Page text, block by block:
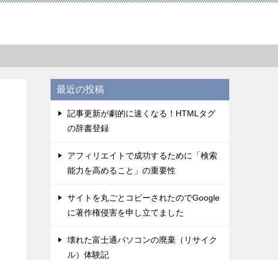
最近の投稿
記事更新が劇的に速くなる！HTMLタグ
の辞書登録
アフィリエイトで成功するために「検索
能力を高めること」の重要性
サイトを丸ごとコピーされたのでGoogle
に著作権侵害を申し立てました
壊れた富士通パソコンの廃棄（リサイク
ル）体験記